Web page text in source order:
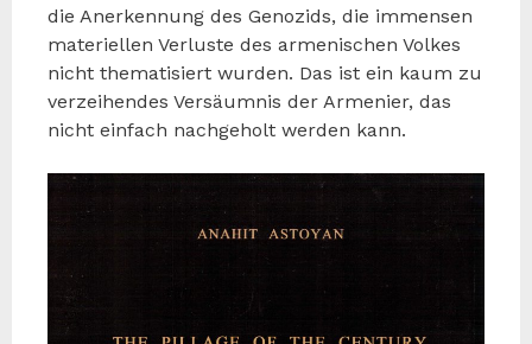
die Anerkennung des Genozids, die immensen
materiellen Verluste des armenischen Volkes
nicht thematisiert wurden. Das ist ein kaum zu
verzeihendes Versäumnis der Armenier, das
nicht einfach nachgeholt werden kann.